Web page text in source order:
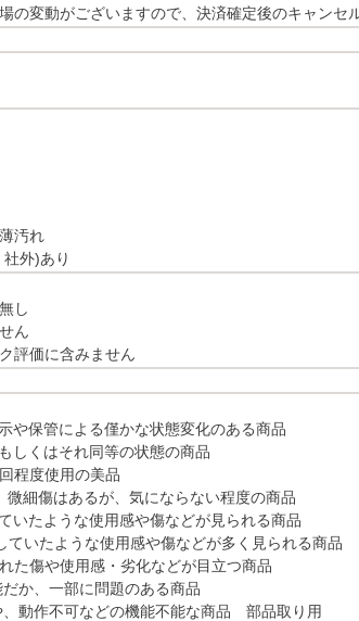
の変動がございますので、決済確定後のキャンセ
汚れ
外)あり
し
ん
評価に含みません
や保管による僅かな状態変化のある商品
しくはそれ同等の状態の商品
度使用の美品
微細傷はあるが、気にならない程度の商品
いたような使用感や傷などが見られる商品
ていたような使用感や傷などが多く見られる商品
た傷や使用感・劣化などが目立つ商品
だか、一部に問題のある商品
、動作不可などの機能不能な商品 部品取り用